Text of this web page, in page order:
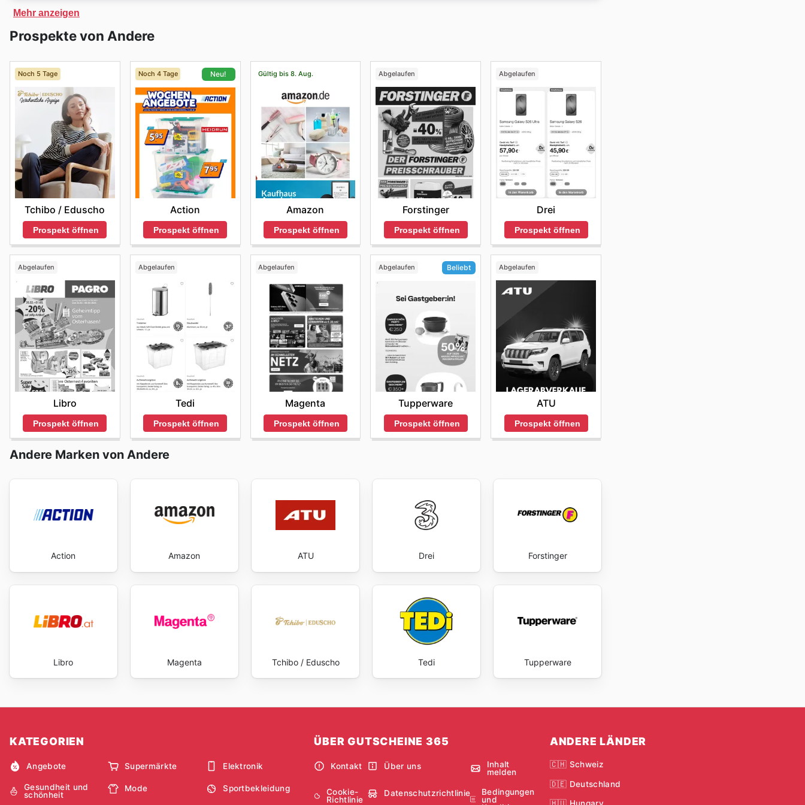
Auf der Website von
Newsletter anmelden. Auf der Website finden Sie eine Größentabelle, falls Sie Zweifel an Ihrer Größe haben, sowie
Informationen zur Lieferung.
Mehr anzeigen
Prospekte von Andere
Noch 5 Tage
Tchibo / Eduscho
Prospekt öffnen
Noch 4 Tage Neu!
Action
Prospekt öffnen
Gültig bis 8. Aug.
Amazon
Prospekt öffnen
Abgelaufen
Forstinger
Prospekt öffnen
Abgelaufen
Drei
Prospekt öffnen
Abgelaufen
Libro
Prospekt öffnen
Abgelaufen
Tedi
Prospekt öffnen
Abgelaufen
Magenta
Prospekt öffnen
Abgelaufen Beliebt
Tupperware
Prospekt öffnen
Abgelaufen
ATU
Prospekt öffnen
Andere Marken von Andere
Action Amazon ATU Drei Forstinger
Libro Magenta Tchibo / Eduscho Tedi Tupperware
KATEGORIEN
Angebote Supermärkte Elektronik
Gesundheit und
schönheit
Mode Sportbekleidung
ÜBER GUTSCHEINE 365
Kontakt Über uns
Inhalt
melden
Cookie-
Richtlinie
Datenschutzrichtlinie
Bedingungen
und
ANDERE LÄNDER
🇨🇭 Schweiz
🇩🇪 Deutschland